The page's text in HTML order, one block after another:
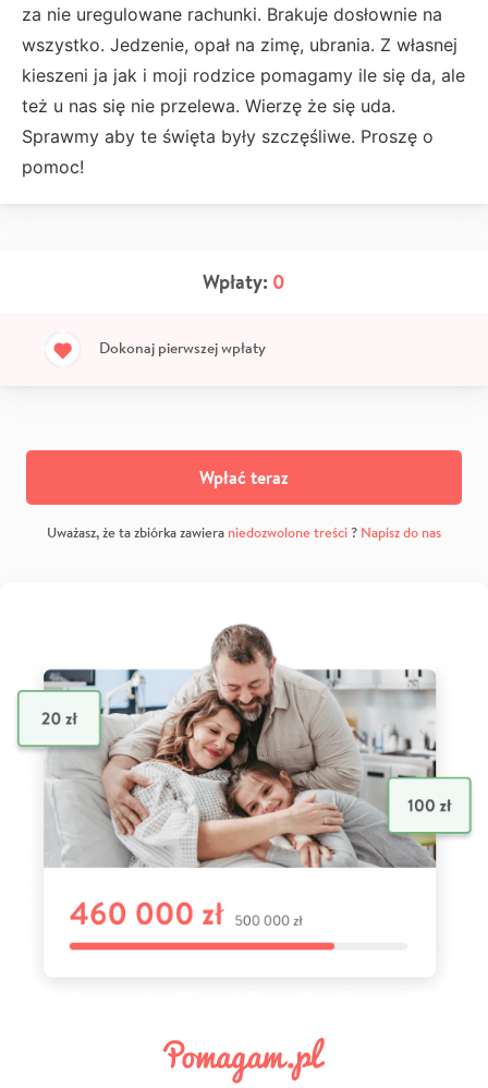
za nie uregulowane rachunki. Brakuje dosłownie na
wszystko. Jedzenie, opał na zimę, ubrania. Z własnej
kieszeni ja jak i moji rodzice pomagamy ile się da, ale
też u nas się nie przelewa. Wierzę że się uda.
Sprawmy aby te święta były szczęśliwe. Proszę o
pomoc!
Wpłaty: 0
Dokonaj pierwszej wpłaty
Wpłać teraz
Uważasz, że ta zbiórka zawiera niedozwolone treści? Napisz do nas